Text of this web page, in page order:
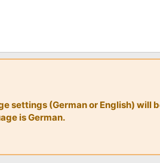
settings (German or English) will
is German.